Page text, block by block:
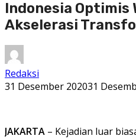
Indonesia Optimis
Akselerasi
Redaksi
31 Desember 202031
JAKARTA – Kejadian luar